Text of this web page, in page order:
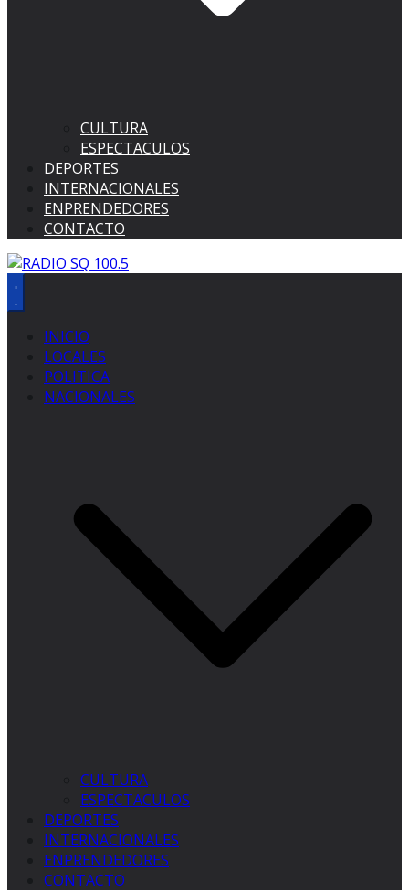
CULTURA
ESPECTACULOS
DEPORTES
INTERNACIONALES
ENPRENDEDORES
CONTACTO
INICIO
LOCALES
POLITICA
NACIONALES
CULTURA
ESPECTACULOS
DEPORTES
INTERNACIONALES
ENPRENDEDORES
CONTACTO